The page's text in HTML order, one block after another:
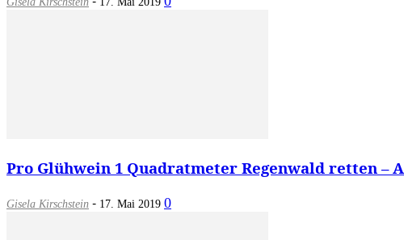
Pro Glühwein 1 Quadratmeter Regenwald retten –
Gisela Kirschstein - 17. Mai 2019 0